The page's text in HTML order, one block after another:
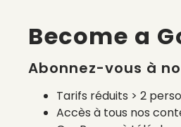
Become a
Abonnez-vous à
Tarifs réduits > 2
Accès à tous nos